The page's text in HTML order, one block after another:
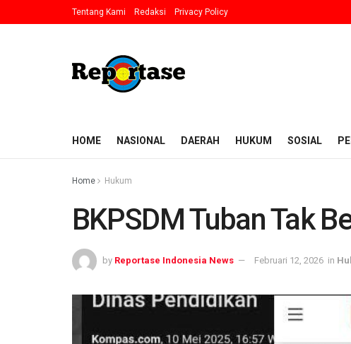
Tentang Kami Redaksi Privacy Policy
HOME NASIONAL DAERAH HUKUM SOSIAL
Home Hukum
BKPSDM Tuban Tak
by Reportase Indonesia News Februari 12, 2026 in